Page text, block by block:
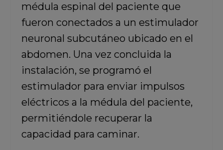
médula espinal del paciente que
fueron conectados a un estimulador
neuronal subcutáneo ubicado en el
abdomen. Una vez concluida la
instalación, se programó el
estimulador para enviar impulsos
eléctricos a la médula del paciente,
permitiéndole recuperar la
capacidad para caminar.